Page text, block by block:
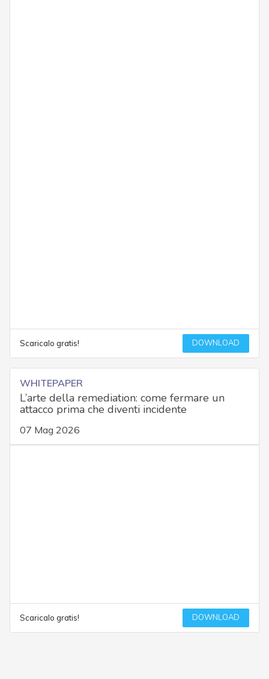
Scaricalo gratis! DOWNLOAD
WHITEPAPER
L’arte della remediation: come fermare un
attacco prima che diventi incidente
07 Mag 2026
Scaricalo gratis! DOWNLOAD